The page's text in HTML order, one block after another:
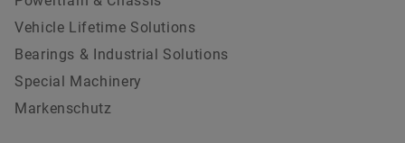
Vehicle Lifetime Solutions
Bearings & Industrial Solutions
Special Machinery
Markenschutz